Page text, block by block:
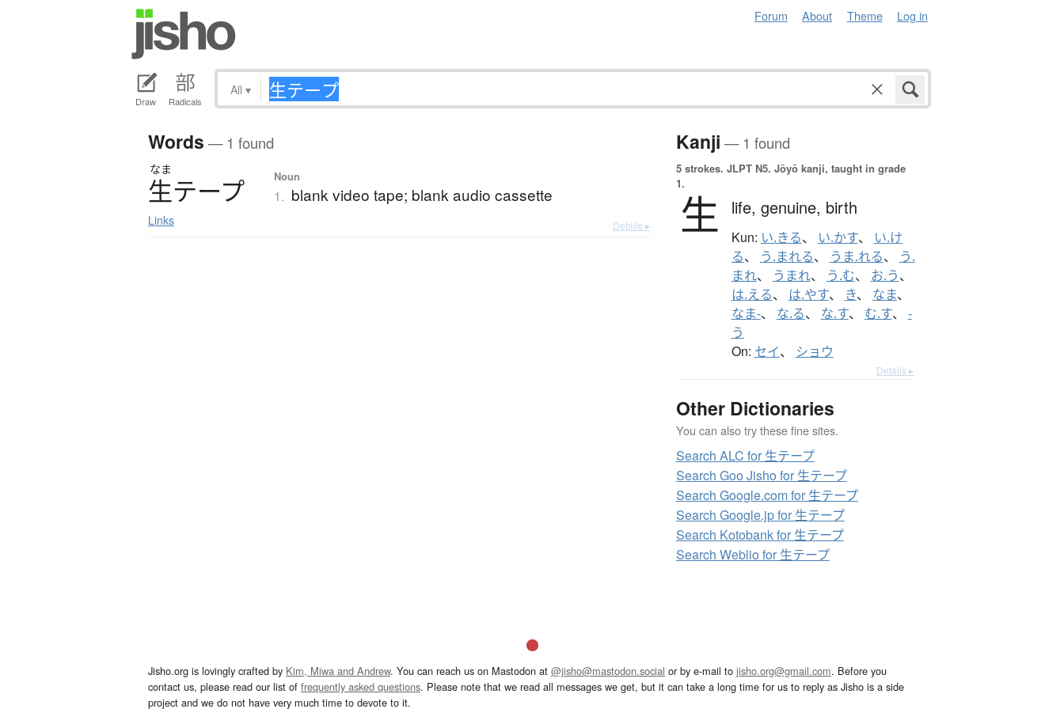
Forum About Theme Log in
Draw Radicals
All ▾
Words — 1 found
なま
生テープ
Links
Noun
1. blank video tape; blank audio cassette
Details ▸
Kanji — 1 found
5 strokes. JLPT N5. Jōyō kanji, taught in grade
1.
生 life, genuine, birth
Kun: い.きる、 い.かす、
い.け
る、 う.まれる、 うま.れる、
う.
まれ、 うまれ、 う.む、 お.う、
は.える、 は.やす、 き、 なま、
なま-、 な.る、 な.す、 む.す、 -
う
On: セイ、 ショウ
Details ▸
Other Dictionaries
You can also try these fine sites.
Search ALC for 生テープ
Search Goo Jisho for 生テープ
Search Google.com for 生テープ
Search Google.jp for 生テープ
Search Kotobank for 生テープ
Search Weblio for 生テープ
Jisho.org is lovingly crafted by Kim, Miwa and Andrew. You can reach us on Mastodon at @jisho@mastodon.social or by e-mail to jisho.org@gmail.com. Before you
contact us, please read our list of frequently asked questions. Please note that we read all messages we get, but it can take a long time for us to reply as Jisho is a side
project and we do not have very much time to devote to it.